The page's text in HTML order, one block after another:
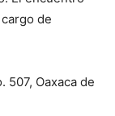
de
507, Oaxaca de